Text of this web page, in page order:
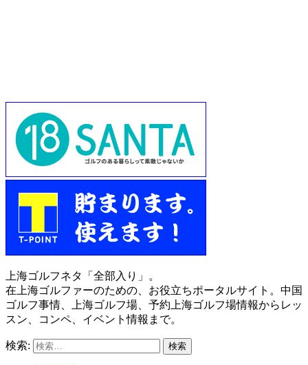
上海ゴルフネタ「全部入り」。
在上海ゴルファーのための、お役立ちポータルサイト。中国
ゴルフ事情、上海ゴルフ場、予約上海ゴルフ場情報からレッ
スン、コンペ、イベント情報まで。
検索: